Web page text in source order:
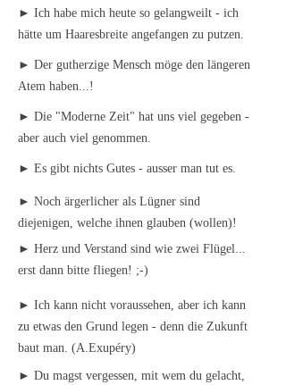
► Ich habe mich heute so gelangweilt - ich
hätte um Haaresbreite angefangen zu putzen.
► Der gutherzige Mensch möge den längeren
Atem haben...!
► Die "Moderne Zeit" hat uns viel gegeben -
aber auch viel genommen.
► Es gibt nichts Gutes - ausser man tut es.
► Noch ärgerlicher als Lügner sind
diejenigen, welche ihnen glauben (wollen)!
► Herz und Verstand sind wie zwei Flügel...
erst dann bitte fliegen! ;-)
► Ich kann nicht voraussehen, aber ich kann
zu etwas den Grund legen - denn die Zukunft
baut man. (A.Exupéry)
► Du magst vergessen, mit wem du gelacht,